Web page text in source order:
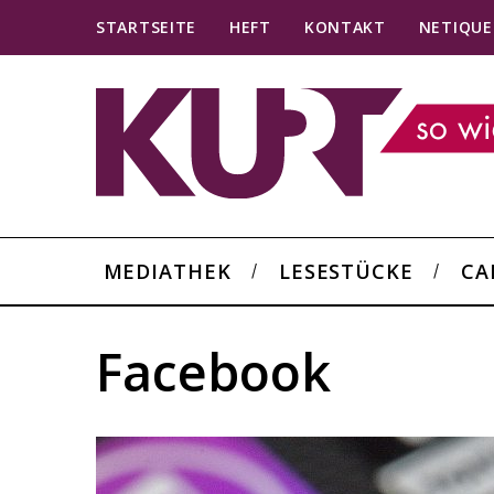
STARTSEITE HEFT KONTAKT
MEDIATHEK LESESTÜCKE
Facebook